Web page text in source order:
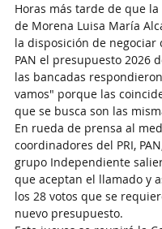
Horas más tarde de que
de Morena Luisa María
la disposición de negociar
PAN el presupuesto 2026
las bancadas
vamos" porque las
que se busca son las
En rueda de prensa al
coordinadores del PRI,
grupo Independiente
que aceptan el llamado y
los 28 votos que se
nuevo presupuesto.